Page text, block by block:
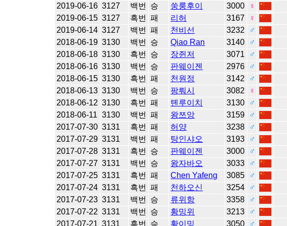
2019-06-16 3127 백번 승 쑹룽후이 3000
♀
2019-06-15 3127 흑번 패 리허 3167
♀
2019-06-14 3127 백번 패 천비선 3232
♂
2018-06-19 3130 백번 승 Qiao Ran 3140
♂
2018-06-18 3130 흑번 승 장쥔저 3071
♂
2018-06-16 3130 백번 승 판웨이젠 2976
♂
2018-06-15 3130 흑번 패 천원정 3142
♂
2018-06-13 3130 백번 승 팡뤄시 3082
♀
2018-06-12 3130 흑번 패 톈루이치 3130
♂
2018-06-11 3130 백번 패 왕쯔앙 3159
♂
2017-07-30 3131 흑번 패 허양 3238
♂
2017-07-29 3131 백번 패 탕인샤오 3193
♂
2017-07-28 3131 흑번 승 판웨이젠 3000
♂
2017-07-27 3131 백번 승 왕자바오 3033
♂
2017-07-25 3131 흑번 패 Chen Yafeng 3085
♂
2017-07-24 3131 흑번 패 천하오신 3254
♂
2017-07-23 3131 백번 승 류위항 3358
♂
2017-07-22 3131 백번 승 황밍위 3213
♂
2017-07-21 3131 흑번 승 황이밍 3050 ♂